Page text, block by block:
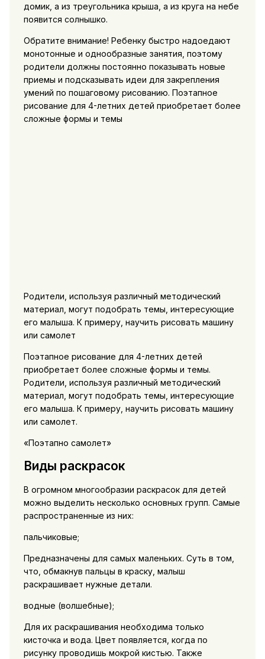
домик, а из треугольника крыша, а из круга на небе
появится солнышко.
Обратите внимание! Ребенку быстро надоедают
монотонные и однообразные занятия, поэтому
родители должны постоянно показывать новые
приемы и подсказывать идеи для закрепления
умений по пошаговому рисованию. Поэтапное
рисование для 4-летних детей приобретает более
сложные формы и темы
Родители, используя различный методический
материал, могут подобрать темы, интересующие
его малыша. К примеру, научить рисовать машину
или самолет
Поэтапное рисование для 4-летних детей
приобретает более сложные формы и темы.
Родители, используя различный методический
материал, могут подобрать темы, интересующие
его малыша. К примеру, научить рисовать машину
или самолет.
«Поэтапно самолет»
Виды раскрасок
В огромном многообразии раскрасок для детей
можно выделить несколько основных групп. Самые
распространенные из них:
пальчиковые;
Предназначены для самых маленьких. Суть в том,
что, обмакнув пальцы в краску, малыш
раскрашивает нужные детали.
водные (волшебные);
Для их раскрашивания необходима только
кисточка и вода. Цвет появляется, когда по
рисунку проводишь мокрой кистью. Также